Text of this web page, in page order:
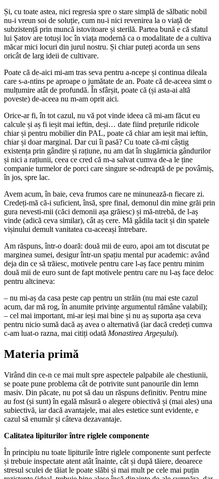
Și, cu toate astea, nici regresia spre o stare simplă de sălbatic nobil
nu-i vreun soi de soluție, cum nu-i nici revenirea la o viață de
subzistență prin muncă istovitoare și sterilă. Partea bună e că sfatul
lui Șatov are totuși loc în viața modernă ca o modalitate de a cultiva
măcar mici locuri din jurul nostru. Și chiar puteți acorda un sens
oricât de larg ideii de cultivare.
Poate că de-aici mi-am tras seva pentru a-ncepe și continua dileala
care s-a-ntins pe aproape o jumătate de an. Poate că de-aceea simt o
mulțumire atât de profundă. În sfârșit, poate că (și asta-ai altă
poveste) de-aceea nu m-am oprit aici.
Orice-ar fi, în tot cazul, nu vă pot vinde ideea că mi-am făcut eu
calcule și aș fi ieșit mai ieftin, deși… date fiind prețurile ridicole
chiar și pentru mobilier din PAL, poate că chiar am ieșit mai ieftin,
chiar și doar marginal. Dar cui îi pasă? Cu toate că-mi câștig
existența prin gândire și rațiune, nu am dat în slugărnicia gândurilor
și nici a rațiunii, ceea ce cred că m-a salvat cumva de-a le ține
companie turmelor de porci care singure se-ndreaptă de pe povârniș,
în jos, spre lac.
Avem acum, în baie, ceva frumos care ne minunează-n fiecare zi.
Credeți-mă că-i suficient, însă, spre final, demonul din mine grăi prin
gura nevesti-mii (căci demonii așa grăiesc) și mă-ntrebă, de l-aș
vinde (adică ceva similar), cât aș cere. Mă gâdila tacit și din spatele
vișinului demult vanitatea cu-aceeași întrebare.
Am răspuns, într-o doară: două mii de euro, apoi am tot discutat pe
marginea sumei, desigur într-un spațiu mental pur academic: având
deja din ce să trăiesc, motivele pentru care l-aș face pentru minim
două mii de euro sunt de fapt motivele pentru care nu l-aș face deloc
pentru altcineva:
– nu mi-aș da casa peste cap pentru un străin (nu mai este cazul
acum, dar mă rog, în anumite privințe argumentul rămâne valabil);
– cel mai important, mi-ar ieși mai bine și nu aș suporta așa ceva
pentru nicio sumă dacă aș avea o alternativă (iar dacă credeți cumva
c-am luat-o razna, mai citiți odată Monastirea Argeșului).
Materia primă
Virând din ce-n ce mai mult spre aspectele palpabile ale chestiunii,
se poate pune problema cât de potrivite sunt panourile din lemn
masiv. Din păcate, nu pot să dau un răspuns definitiv. Pentru mine
au fost (și sunt) în egală măsură o alegere obiectivă și (mai ales) una
subiectivă, iar dacă avantajele, mai ales estetice sunt evidente, e
cazul să enumăr și câteva dezavantaje.
Calitatea lipiturilor între riglele componente
În principiu nu toate lipiturile între riglele componente sunt perfecte
și trebuie inspectate atent atât înainte, cât și după tăiere, deoarece
stresul sculei de tăiat le poate slăbi și mai mult pe cele mai puțin